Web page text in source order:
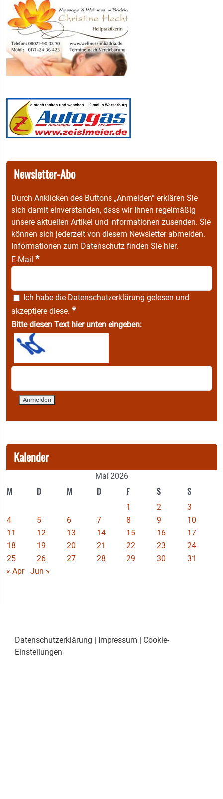
Newsletter-Abo
Durch Anklicken des Buttons „Anmelden“ erklären Sie
sich damit einverstanden, dass wir Ihnen regelmäßig
unsere aktuellen Artikel und Informationen zusenden. Sie
können sich jederzeit von diesem Newsletter abmelden.
Informationen zum Datenschutz finden Sie hier.
E-Mail *
Ich habe die Datenschutzerklärung gelesen und
akzeptiere diese. *
Bitte diesen Text hier unten eingeben:
Kalender
Mai 2026
M D M D F S S
1 2
3
4
5 6 7 8 9
10
11
12 13 14 15 16
17
18
19 20 21 22 23
24
25
26 27 28 29 30
31
« Apr
Jun »
Datenschutzerklärung | Impressum | Cookie-
Einstellungen